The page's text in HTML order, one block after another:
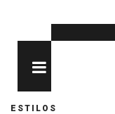
ESTILOS